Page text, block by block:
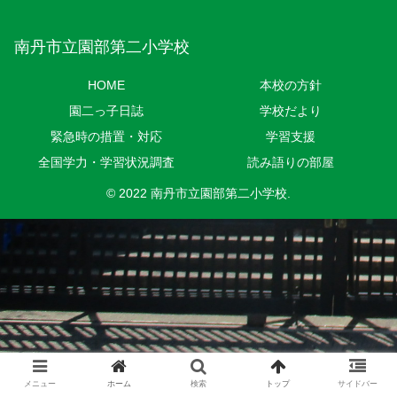
南丹市立園部第二小学校
HOME
本校の方針
園二っ子日誌
学校だより
緊急時の措置・対応
学習支援
全国学力・学習状況調査
読み語りの部屋
© 2022 南丹市立園部第二小学校.
メニュー ホーム 検索 トップ サイドバー